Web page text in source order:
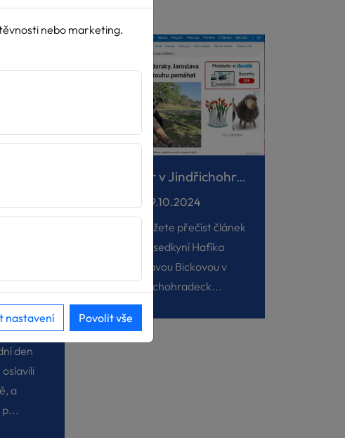
2025
den
a
Rozhovor v Jindřichohradeckých listech
19.10.2024
Nově si můžete přečíst článek
s předsedkyní Hafíka
Jaroslavou Bickovou v
Jindřichohradeck...
nebo marketing.
nastavení Povolit vše